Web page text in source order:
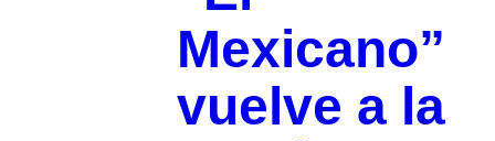
Mexicano”
vuelve a la